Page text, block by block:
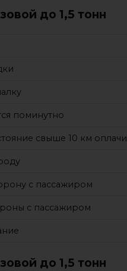
до 1,5 тонн
поминутно
свыше 10 км
с пассажиром
с пассажиром
до 1,5 тонн